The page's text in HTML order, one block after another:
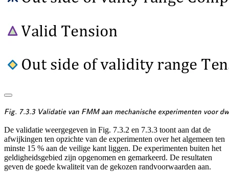
Fig. 7.3.3 Validatie van FMM aan mechanische experimenten voor
De validatie weergegeven in Fig. 7.3.2 en 7.3.3 toont aan dat de
afwijkingen ten opzichte van de experimenten over het algemeen ten
minste 15 % aan de veilige kant liggen. De experimenten buiten het
geldigheidsgebied zijn opgenomen en gemarkeerd. De resultaten
geven de goede kwaliteit van de gekozen randvoorwaarden aan.